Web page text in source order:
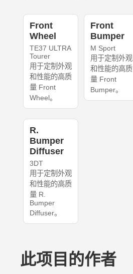
Front
Wheel
TE37 ULTRA
Tourer
用于定制外观
和性能的高质
量 Front
Wheel。
Front
Bumper
M Sport
用于定制外观
和性能的高质
量 Front
Bumper。
R.
Bumper
Diffuser
3DT
用于定制外观
和性能的高质
量 R.
Bumper
Diffuser。
此项目的作者